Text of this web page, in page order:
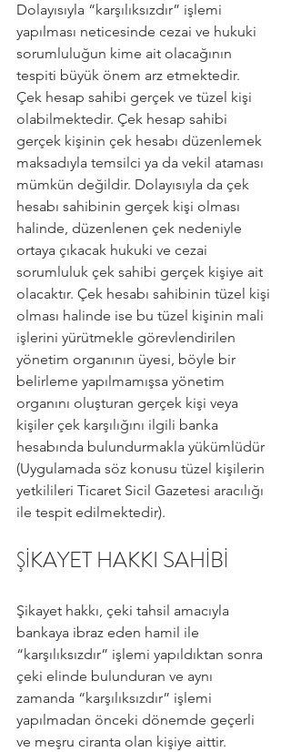
Dolayısıyla “karşılıksızdır” işlemi
yapılması neticesinde cezai ve hukuki
sorumluluğun kime ait olacağının
tespiti büyük önem arz etmektedir.
Çek hesap sahibi gerçek ve tüzel kişi
olabilmektedir. Çek hesap sahibi
gerçek kişinin çek hesabı düzenlemek
maksadıyla temsilci ya da vekil ataması
mümkün değildir. Dolayısıyla da çek
hesabı sahibinin gerçek kişi olması
halinde, düzenlenen çek nedeniyle
ortaya çıkacak hukuki ve cezai
sorumluluk çek sahibi gerçek kişiye ait
olacaktır. Çek hesabı sahibinin tüzel kişi
olması halinde ise bu tüzel kişinin mali
işlerini yürütmekle görevlendirilen
yönetim organının üyesi, böyle bir
belirleme yapılmamışsa yönetim
organını oluşturan gerçek kişi veya
kişiler çek karşılığını ilgili banka
hesabında bulundurmakla yükümlüdür
(Uygulamada söz konusu tüzel kişilerin
yetkilileri Ticaret Sicil Gazetesi aracılığı
ile tespit edilmektedir).
ŞİKAYET HAKKI SAHİBİ
Şikayet hakkı, çeki tahsil amacıyla
bankaya ibraz eden hamil ile
“karşılıksızdır” işlemi yapıldıktan sonra
çeki elinde bulunduran ve aynı
zamanda “karşılıksızdır” işlemi
yapılmadan önceki dönemde geçerli
ve meşru ciranta olan kişiye aittir.